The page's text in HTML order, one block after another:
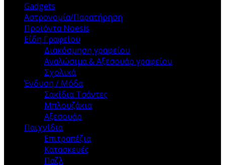
Gadgets
Αστρονομία/Παρατήρηση
Προϊόντα Noesis
Είδη Γραφείου
Διακόσμηση γραφείου
Αναλώσιμα & Αξεσουάρ γραφείου
Σχολικά
Ένδυση / Μόδα
Σακίδια Τσάντες
Μπλουζάκια
Αξεσουάρ
Παιχνίδια
Επιτραπέζια
Κατασκευές
Παζλ